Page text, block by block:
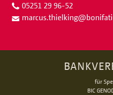
05251 29 96-52
marcus.thielking@
für
BIC